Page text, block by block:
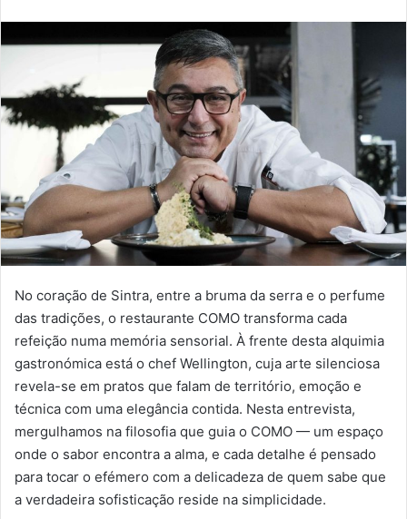
No coração de Sintra, entre a bruma da serra e o perfume
das tradições, o restaurante COMO transforma cada
refeição numa memória sensorial. À frente desta alquimia
gastronómica está o chef Wellington, cuja arte silenciosa
revela-se em pratos que falam de território, emoção e
técnica com uma elegância contida. Nesta entrevista,
mergulhamos na filosofia que guia o COMO — um espaço
onde o sabor encontra a alma, e cada detalhe é pensado
para tocar o efémero com a delicadeza de quem sabe que
a verdadeira sofisticação reside na simplicidade.